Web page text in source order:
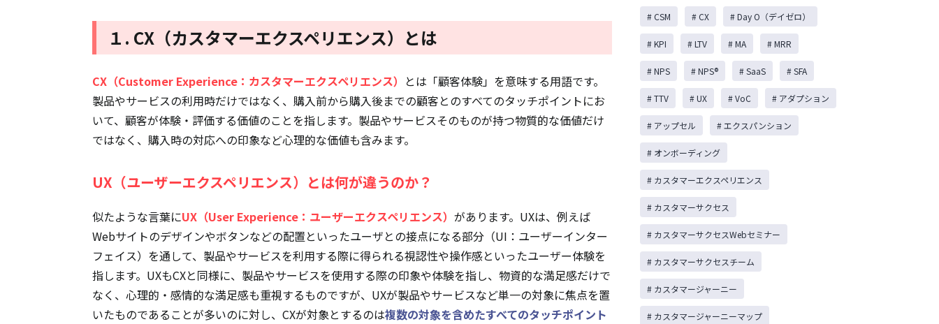
１. CX（カスタマーエクスペリエンス）とは
CX（Customer Experience：カスタマーエクスペリエンス） とは「顧客体験」を意味する用語です。
製品やサービスの利用時だけではなく、購入前から購入後までの顧客とのすべてのタッチポイントにお
いて、顧客が体験・評価する価値のことを指します。製品やサービスそのものが持つ物質的な価値だけ
ではなく、購入時の対応への印象など心理的な価値も含みます。
UX（ユーザーエクスペリエンス）とは何が違うのか？
似たような言葉にUX（User Experience：ユーザーエクスペリエンス） があります。UXは、例えば
Webサイトのデザインやボタンなどの配置といったユーザとの接点になる部分（UI：ユーザーインター
フェイス）を通して、製品やサービスを利用する際に得られる視認性や操作感といったユーザー体験を
指します。UXもCXと同様に、製品やサービスを使用する際の印象や体験を指し、物資的な満足感だけで
なく、心理的・感情的な満足感も重視するものですが、UXが製品やサービスなど単一の対象に焦点を置
いたものであることが多いのに対し、CXが対象とするのは複数の対象を含めたすべてのタッチポイント
# CSM # CX # Day O（デイゼロ）
# KPI # LTV # MA # MRR
# NPS # NPS®️ # SaaS # SFA
# TTV # UX # VoC # アダプション
# アップセル # エクスパンション
# オンボーディング
# カスタマーエクスペリエンス
# カスタマーサクセス
# カスタマーサクセスWebセミナー
# カスタマーサクセスチーム
# カスタマージャーニー
# カスタマージャーニーマップ